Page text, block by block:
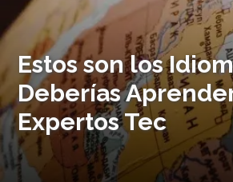
Estos son los
Deberías
Expertos Tec